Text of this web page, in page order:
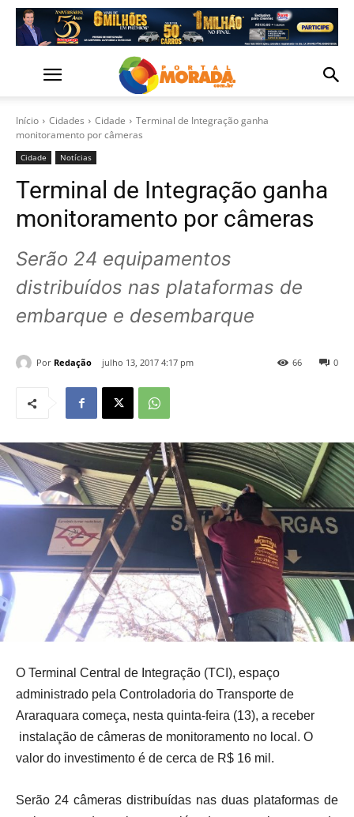
Início Cidades Cidade
Terminal de Integração ganha
monitoramento por câmeras
Cidade Notícias
Terminal de Integração ganha
monitoramento por câmeras
Serão 24 equipamentos
distribuídos nas plataformas de
embarque e desembarque
Por Redação julho 13, 2017 4:17 pm 0
66
O Terminal Central de Integração (TCI), espaço
administrado pela Controladoria do Transporte de
Araraquara começa, nesta quinta-feira (13), a receber
instalação de câmeras de monitoramento no local. O
valor do investimento é de cerca de R$ 16 mil.
Serão 24 câmeras distribuídas nas duas plataformas de